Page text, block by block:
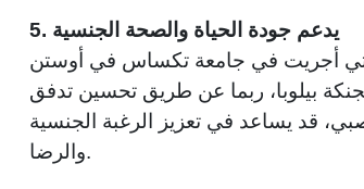
5. يدعم جودة الحياة والصحة الجنسية
أجريت في جامعة تكساس في أوستن
بيلوبا، ربما عن طريق تحسين تدفق
قد يساعد في تعزيز الرغبة الجنسية
والرضا.